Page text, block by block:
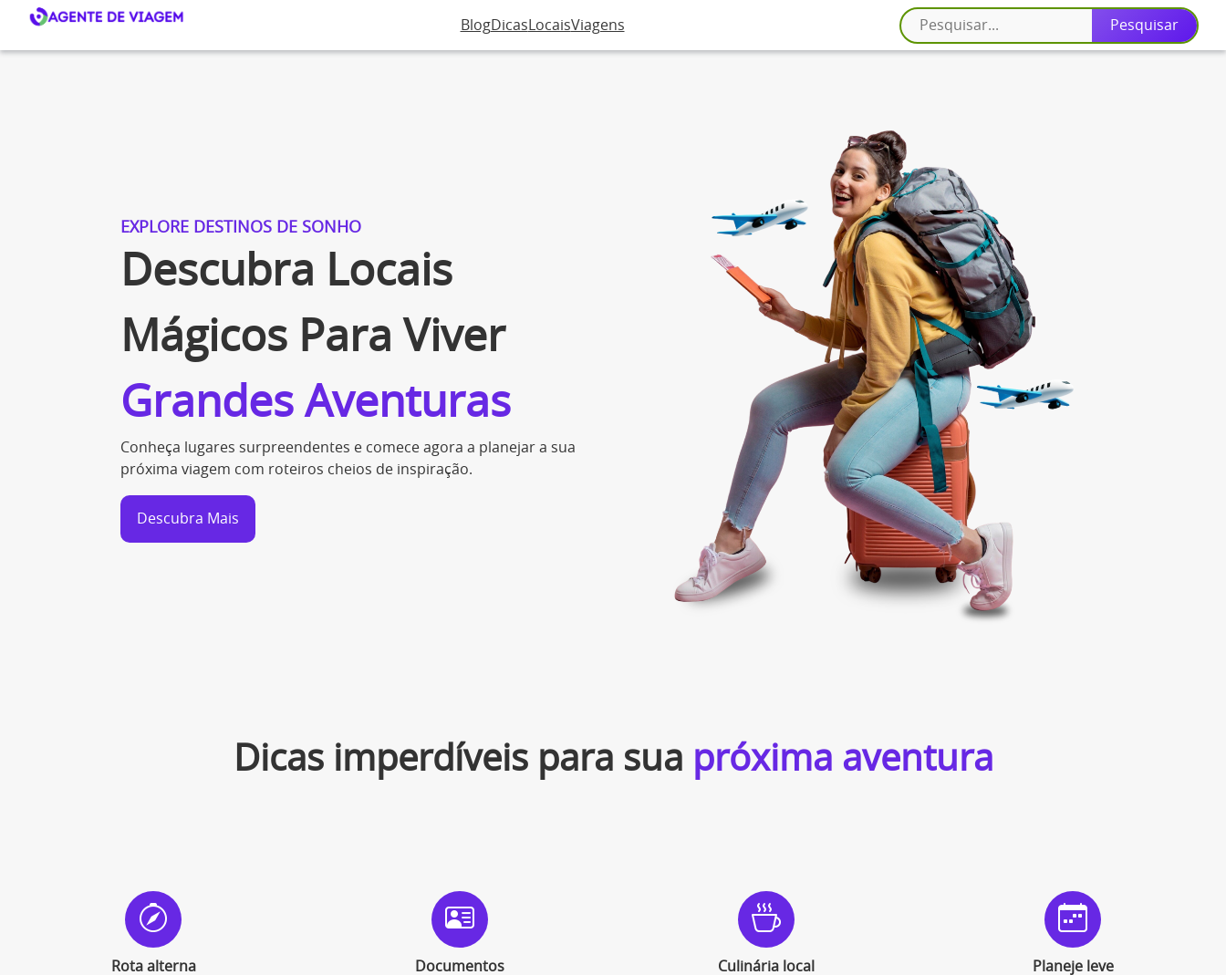
BlogDicas LocaisViagens
EXPLORE DESTINOS DE SONHO
Descubra Locais
Mágicos Para Viver
Grandes Aventuras
Conheça lugares surpreendentes e comece agora a planejar a sua
próxima viagem com roteiros cheios de inspiração.
Descubra Mais
Dicas imperdíveis para sua próxima aventura
Rota alterna
Documentos
Culinária local
Planeje leve